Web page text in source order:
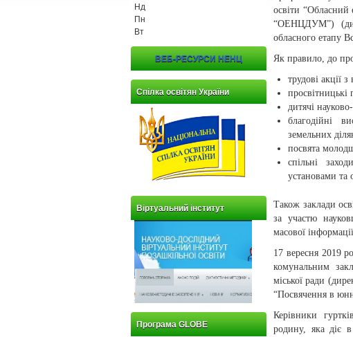
Нд
Пн
Вт
ВЕБ-РЕСУРСИ НЕНЦ
Спілка освітян України
Віртуальний інститут
Програма GLOBE
освіти “Обласний
“ОЕНЦДУМ”)
обласного етапу
Як правило, до
трудові акції
просвітницькі
дитячі
благодійні
земельних
посвята
спільні
установами та
Також заклади
за участю
масової
17 вересня 2019
комунальним
міської ради
“Посвячення в
Керівники
родину, яка діє